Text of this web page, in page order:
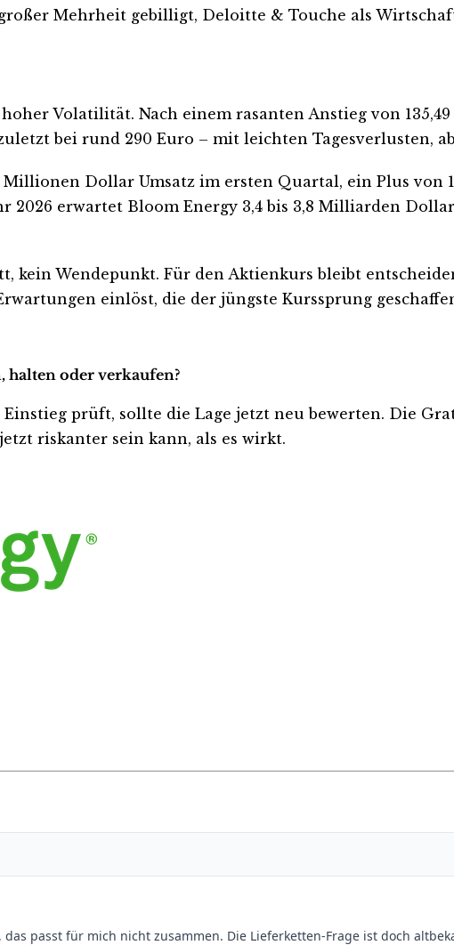
Mehrheit gebilligt, Deloitte & Touche als
Volatilität. Nach einem rasanten Anstieg von
bei rund 290 Euro – mit leichten Tagesverlusten,
Dollar Umsatz im ersten Quartal, ein Plus von
2026 erwartet Bloom Energy 3,4 bis 3,8 Milliarden
kein Wendepunkt. Für den Aktienkurs bleibt
einlöst, die der jüngste Kurssprung
halten oder verkaufen?
prüft, sollte die Lage jetzt neu bewerten. Die
riskanter sein kann, als es wirkt.